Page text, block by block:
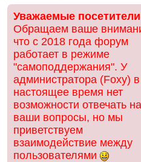
Уважаемые
Обращаем ваше
что с 2018 года форум
работает в режиме
"самоподдержания". У
администратора (Foxy) в
настоящее время нет
возможности отвечать на
ваши вопросы, но мы
приветствуем
взаимодействие между
пользователями